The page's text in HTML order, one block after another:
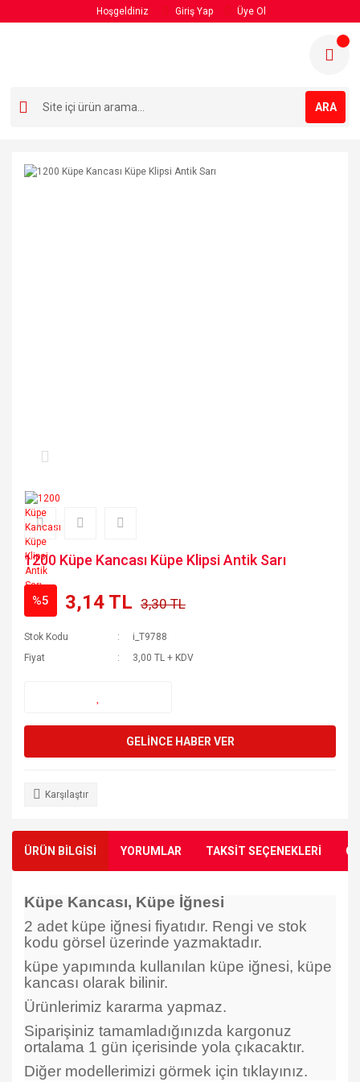
Hoşgeldiniz Giriş Yap Üye Ol
ARA
1200 Küpe Kancası Küpe Klipsi Antik Sarı
%5 3,14 TL 3,30 TL
Stok Kodu
i_T9788
Fiyat
3,00 TL + KDV
GELİNCE HABER VER
Karşılaştır
ÜRÜN BİLGİSİ YORUMLAR TAKSİT SEÇENEKLERİ
Küpe Kancası, Küpe İğnesi
2 adet küpe iğnesi fiyatıdır. Rengi ve stok
kodu görsel üzerinde yazmaktadır.
küpe yapımında kullanılan küpe iğnesi, küpe
kancası olarak bilinir.
Ürünlerimiz kararma yapmaz.
Siparişiniz tamamladığınızda kargonuz
ortalama 1 gün içerisinde yola çıkacaktır.
Diğer modellerimizi görmek için tıklayınız.